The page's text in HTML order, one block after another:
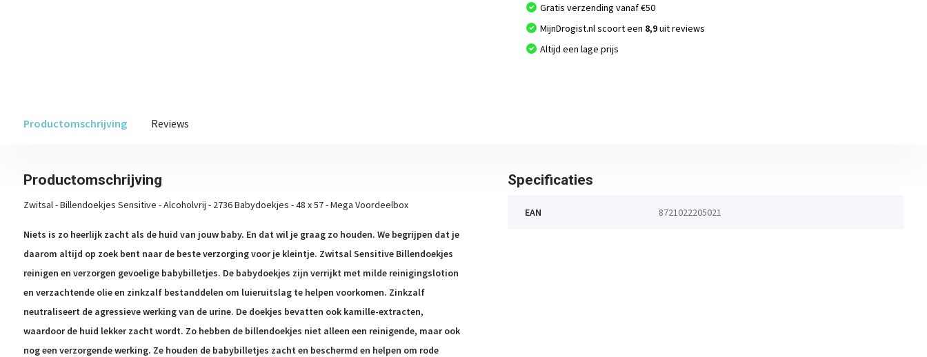
Gratis verzending vanaf €50
MijnDrogist.nl scoort een 8,9uit reviews
Altijd een lage prijs
Productomschrijving Reviews
Productomschrijving
Zwitsal - Billendoekjes Sensitive - Alcoholvrij - 2736 Babydoekjes - 48 x 57 - Mega Voordeelbox
Niets is zo heerlijk zacht als de huid van jouw baby. En dat wil je graag zo houden. We begrijpen dat je
daarom altijd op zoek bent naar de beste verzorging voor je kleintje. Zwitsal Sensitive Billendoekjes
reinigen en verzorgen gevoelige babybilletjes. De babydoekjes zijn verrijkt met milde reinigingslotion
en verzachtende olie en zinkzalf bestanddelen om luieruitslag te helpen voorkomen. Zinkzalf
neutraliseert de agressieve werking van de urine. De doekjes bevatten ook kamille-extracten,
waardoor de huid lekker zacht wordt. Zo hebben de billendoekjes niet alleen een reinigende, maar ook
nog een verzorgende werking. Ze houden de babybilletjes zacht en beschermd en helpen om rode
Specificaties
EAN 8721022205021